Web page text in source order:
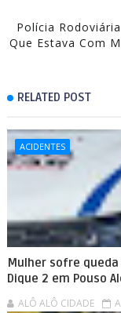
Polícia
Que Estava Com
RELATED POST
ACIDENTES
Mulher sofre
Dique 2 em Pouso
ALÔ ALÔ CIDADE